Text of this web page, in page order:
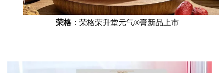
荣格：荣格荣升堂元气®膏新品上市